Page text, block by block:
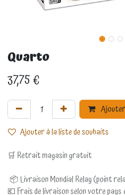
Quarto
37,75€
Ajouter à la liste de souhaits
🛒 Retrait magasin gratuit
📦 Livraison Mondial Relay (point
💶 Frais de livraison selon votre